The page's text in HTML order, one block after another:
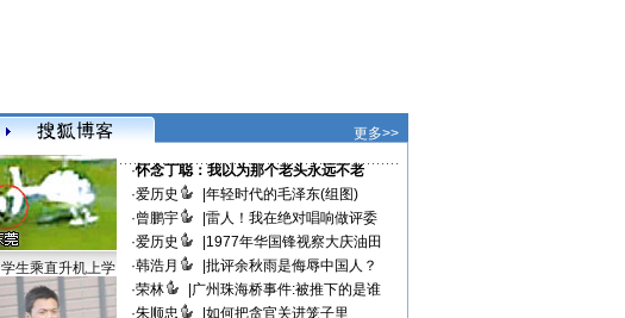
更多>>
生乘直升机上学
·怀念丁聪：我以为那个老头永远不老
·爱历史
年轻时代的毛泽东(组图)
·曾鹏宇
雷人！我在绝对唱响做评委
·爱历史
1977年华国锋视察大庆油田
·韩浩月
批评余秋雨是侮辱中国人？
·荣林
广州珠海桥事件:被推下的是谁
·朱顺忠
如何把贪官关进笼子里